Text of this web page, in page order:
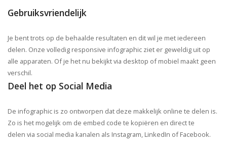
Gebruiksvriendelijk
Je bent trots op de behaalde resultaten en dit wil je met iedereen
delen. Onze volledig responsive infographic ziet er geweldig uit op
alle apparaten. Of je het nu bekijkt via desktop of mobiel maakt geen
verschil.
Deel het op Social Media
De infographic is zo ontworpen dat deze makkelijk online te delen is.
Zo is het mogelijk om de embed code te kopiëren en direct te
delen via social media kanalen als Instagram, LinkedIn of Facebook.